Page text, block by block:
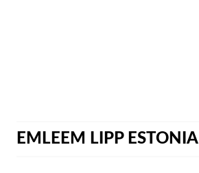
EMLEEM LIPP ESTONIA